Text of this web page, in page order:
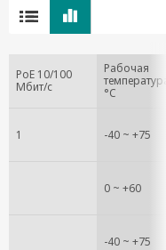
PoE 10/100
Мбит/с
1
Рабочая
температура,
°C
-40 ~ +75
0 ~ +60
-40 ~ +75